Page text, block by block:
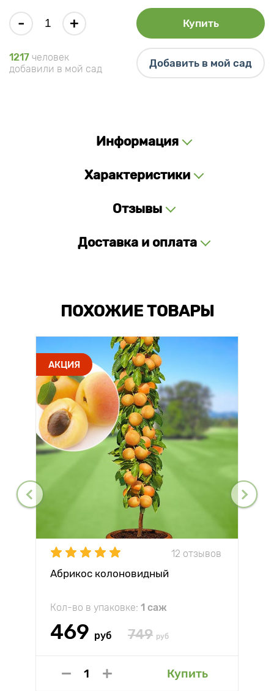
- + Купить
1217 человек
добавили в мой сад
Добавить в мой сад
Информация
Характеристики
Отзывы
Доставка и оплата
ПОХОЖИЕ ТОВАРЫ
АКЦИЯ
12 отзывов
Абрикос колоновидный
Кол-во в упаковке: 1 саж
469 руб 749 руб
Купить